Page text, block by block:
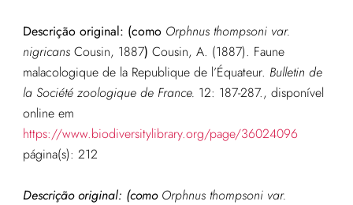
Descrição original: (como Orphnus thompsoni var.
nigricansCousin, 1887) Cousin, A. (1887). Faune
malacologique de la Republique de l’Équateur. Bulletin de
la Société zoologique de France. 12: 187-287., disponível
online em
https://www.biodiversitylibrary.org/page/36024096
página(s): 212
Descrição original: (como Orphnus thompsoni var.